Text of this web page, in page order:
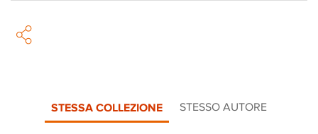
STESSA COLLEZIONE STESSO AUTORE